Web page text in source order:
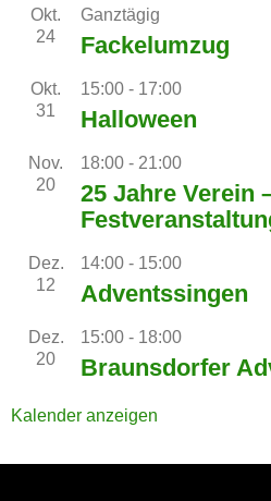
Okt.
24
Ganztägig
Fackelumzug
Okt.
31
15:00 - 17:00
Halloween
Nov.
20
18:00 - 21:00
25 Jahre Verein
Dez.
12
14:00 - 15:00
Adventssingen
Dez.
20
15:00 - 18:00
Braunsdorfer
Kalender anzeigen